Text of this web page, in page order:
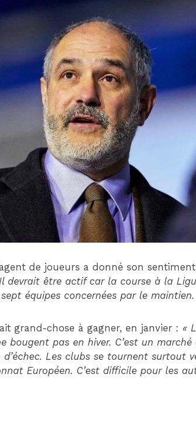
de joueurs a donné son
devrait être actif car la course à la
équipes concernées par le
grand-chose à gagner, en janvier : «
bougent pas en hiver. C’est un
Les clubs se tournent surtout
Européen. C’est difficile pour les